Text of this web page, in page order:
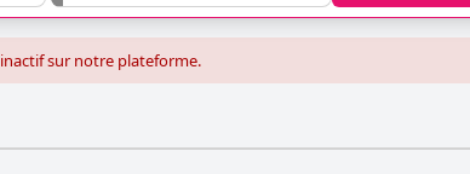
sur notre plateforme.